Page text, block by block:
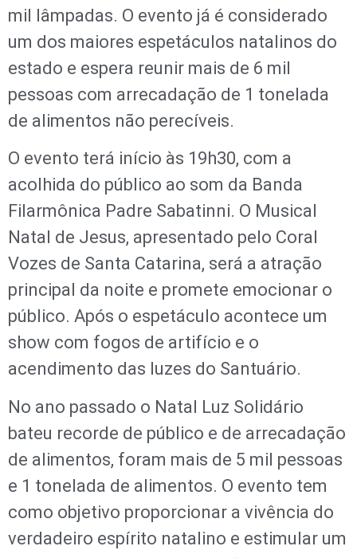
mil lâmpadas. O evento já é considerado
um dos maiores espetáculos natalinos do
estado e espera reunir mais de 6 mil
pessoas com arrecadação de 1 tonelada
de alimentos não perecíveis.
O evento terá início às 19h30, com a
acolhida do público ao som da Banda
Filarmônica Padre Sabatinni. O Musical
Natal de Jesus, apresentado pelo Coral
Vozes de Santa Catarina, será a atração
principal da noite e promete emocionar o
público. Após o espetáculo acontece um
show com fogos de artifício e o
acendimento das luzes do Santuário.
No ano passado o Natal Luz Solidário
bateu recorde de público e de arrecadação
de alimentos, foram mais de 5 mil pessoas
e 1 tonelada de alimentos. O evento tem
como objetivo proporcionar a vivência do
verdadeiro espírito natalino e estimular um